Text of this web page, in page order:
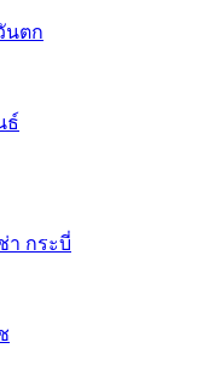
นตก
ธ์
า กระบี่